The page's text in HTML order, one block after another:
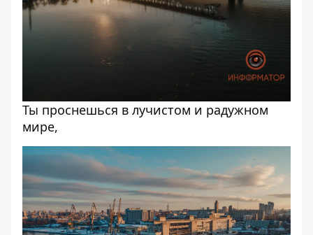
Ты проснешься в лучистом и радужном
мире,